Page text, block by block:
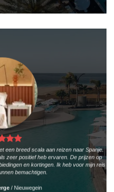
een breed scala aan reizen naar Spanje.
zeer positief heb ervaren. De prijzen op
en kortingen. Ik heb voor mijn reis
bemachtigen.
/ Nieuwegein